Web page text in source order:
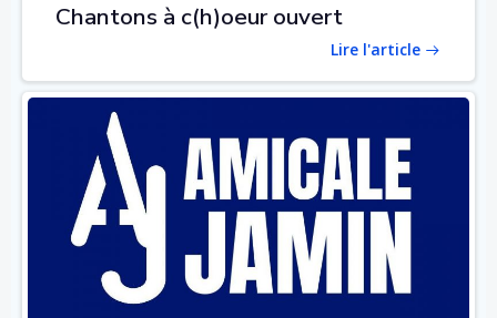
Chantons à c(h)oeur ouvert
Lire l'article